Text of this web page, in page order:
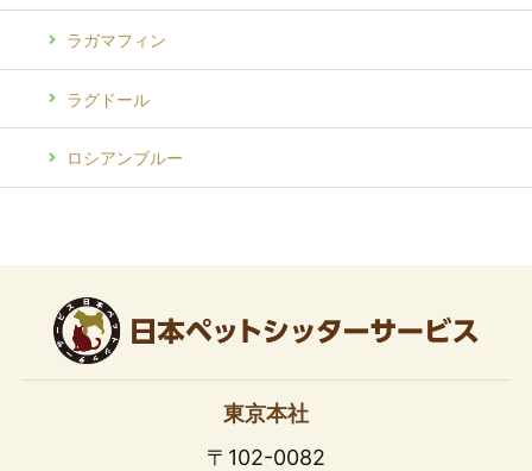
ラガマフィン
ラグドール
ロシアンブルー
東京本社
〒102-0082